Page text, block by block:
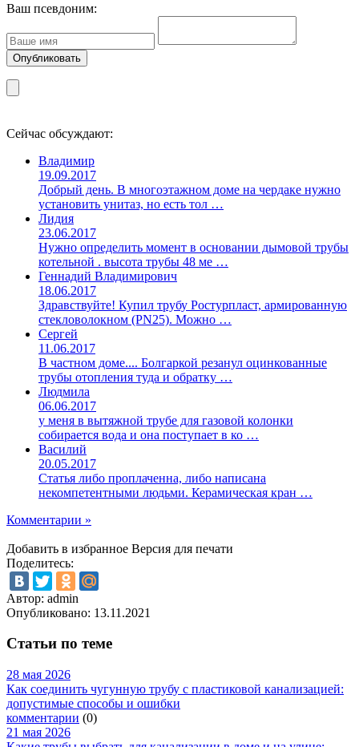
Ваш псевдоним:
Сейчас обсуждают:
Владимир
19.09.2017
Добрый день. В многоэтажном доме на чердаке нужно
установить унитаз, но есть тол …
Лидия
23.06.2017
Нужно определить момент в основании дымовой трубы
котельной . высота трубы 48 ме …
Геннадий Владимирович
18.06.2017
Здравствуйте! Купил трубу Ростурпласт, армированную
стекловолокном (PN25). Можно …
Сергей
11.06.2017
В частном доме.... Болгаркой резанул оцинкованные
трубы отопления туда и обратку …
Людмила
06.06.2017
у меня в вытяжной трубе для газовой колонки
собирается вода и она поступает в ко …
Василий
20.05.2017
Статья либо проплаченна, либо написана
некомпетентными людьми. Керамическая кран …
Комментарии »
Добавить в избранное Версия для печати
Поделитесь:
Автор: admin
Опубликовано: 13.11.2021
Статьи по теме
28 мая 2026
Как соединить чугунную трубу с пластиковой канализацией:
допустимые способы и ошибки
комментарии (0)
21 мая 2026